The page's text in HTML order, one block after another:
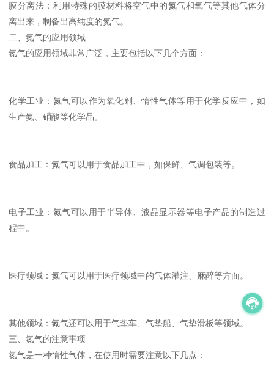
膜分离法：利用特殊的膜材料将空气中的氮气和氧气等其他气体分
离出来，制备出高纯度的氮气。
二、氮气的应用领域
氮气的应用领域非常广泛，主要包括以下几个方面：
化学工业：氮气可以作为氧化剂、惰性气体等用于化学反应中，如
生产氨、硝酸等化学品。
食品加工：氮气可以用于食品加工中，如保鲜、气调包装等。
电子工业：氮气可以用于半导体、液晶显示器等电子产品的制造过
程中。
医疗领域：氮气可以用于医疗领域中的气体灌注、麻醉等方面。
其他领域：氮气还可以用于气垫车、气垫船、气垫滑板等领域。
三、氮气的注意事项
氮气是一种惰性气体，在使用时需要注意以下几点：